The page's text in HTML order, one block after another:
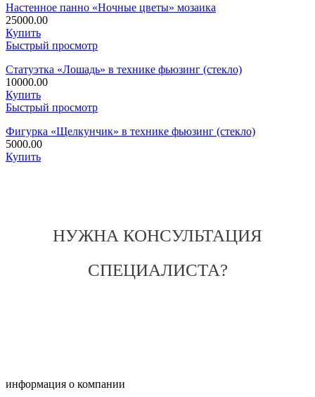
Настенное панно «Ночные цветы» мозаика
25000.00
Купить
Быстрый просмотр
Статуэтка «Лошадь» в технике фьюзинг (стекло)
10000.00
Купить
Быстрый просмотр
Фигурка «Щелкунчик» в технике фьюзинг (стекло)
5000.00
Купить
НУЖНА КОНСУЛЬТАЦИЯ
СПЕЦИАЛИСТА?
информация о компании